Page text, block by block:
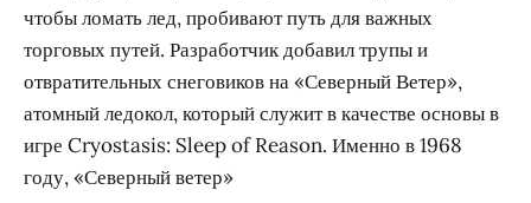
чтобы ломать лед, пробивают путь для важных
торговых путей. Разработчик добавил трупы и
отвратительных снеговиков на «Северный Ветер»,
атомный ледокол, который служит в качестве основы в
игре Cryostasis: Sleep of Reason. Именно в 1968
году, «Северный ветер»